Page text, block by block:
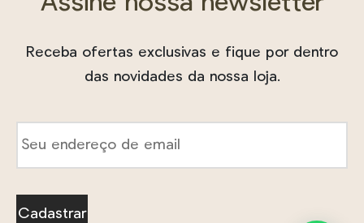
Receba ofertas exclusivas e fique por dentro
das novidades da nossa loja.
E-
mail
*
Cadastrar